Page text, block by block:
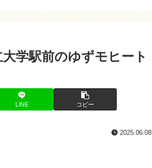
学駅前のゆずモヒート
LINE コピー
2025.06.08